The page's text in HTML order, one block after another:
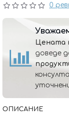
0
Цената
доведе
ОПИСАНИЕ